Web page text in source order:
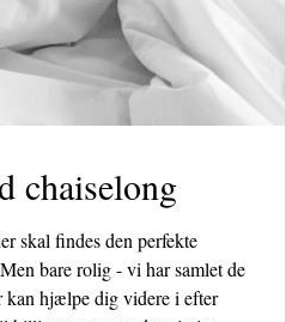
chaiselong
skal findes den perfekte
bare rolig - vi har samlet de
kan hjælpe dig videre i efter